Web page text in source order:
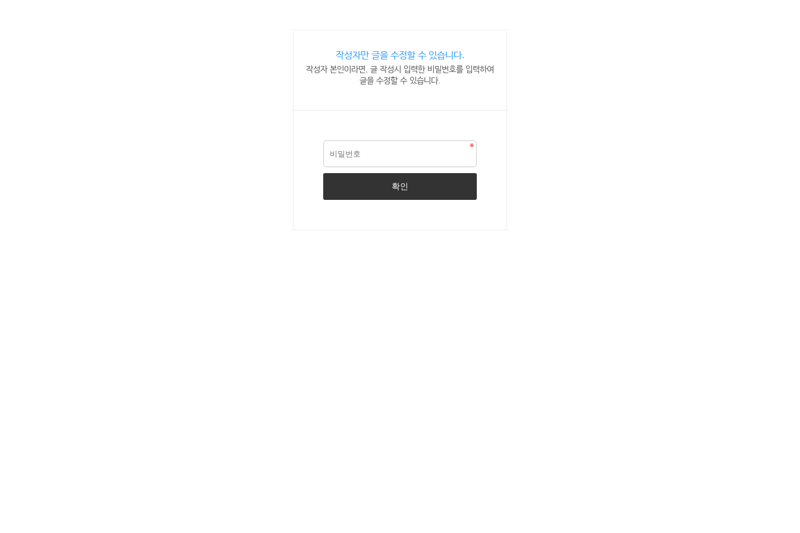
작성자만 글을 수정할 수 있습니다.
작성자 본인이라면, 글 작성시 입력한 비밀번호를 입력하여
글을 수정할 수 있습니다.